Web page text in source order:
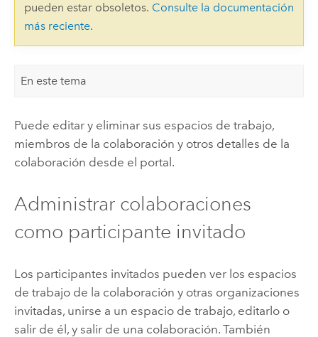
pueden estar obsoletos. Consulte la documentación
más reciente.
En este tema
Puede editar y eliminar sus espacios de trabajo,
miembros de la colaboración y otros detalles de la
colaboración desde el portal.
Administrar colaboraciones
como participante invitado
Los participantes invitados pueden ver los espacios
de trabajo de la colaboración y otras organizaciones
invitadas, unirse a un espacio de trabajo, editarlo o
salir de él, y salir de una colaboración. También